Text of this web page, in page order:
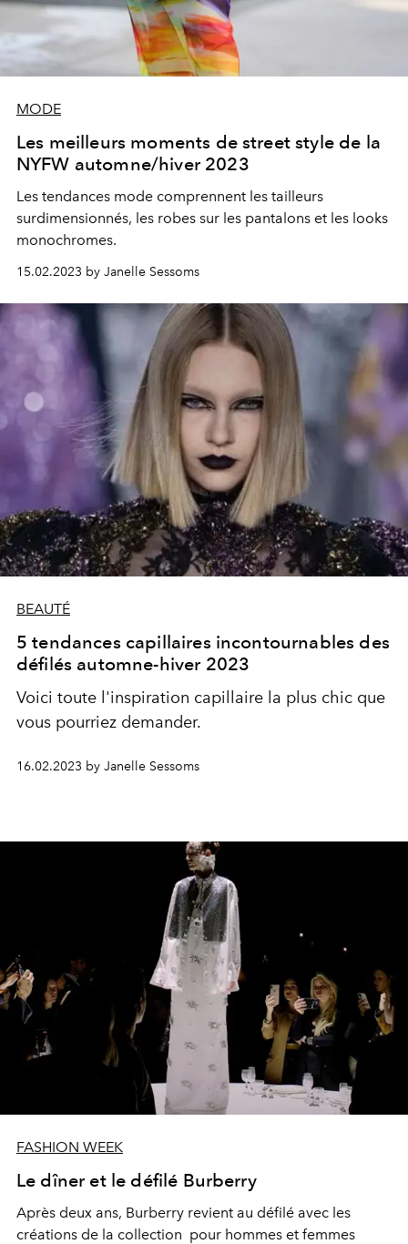
MODE
Les meilleurs moments de street style de la
NYFW automne/hiver 2023
Les tendances mode comprennent les tailleurs
surdimensionnés, les robes sur les pantalons et les looks
monochromes.
15.02.2023 by Janelle Sessoms
BEAUTÉ
5 tendances capillaires incontournables des
défilés automne-hiver 2023
Voici toute l'inspiration capillaire la plus chic que
vous pourriez demander.
16.02.2023 by Janelle Sessoms
FASHION WEEK
Le dîner et le défilé Burberry
Après deux ans, Burberry revient au défilé avec les
créations de la collection pour hommes et femmes